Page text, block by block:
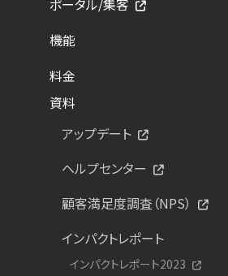
機能
料金
資料
アップデート
ヘルプセンター
顧客満足度調査（NPS）
インパクトレポート
インパクトレポート2023